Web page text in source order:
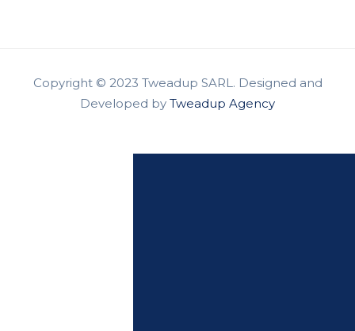
Copyright © 2023 Tweadup SARL. Designed and
Developed by Tweadup Agency